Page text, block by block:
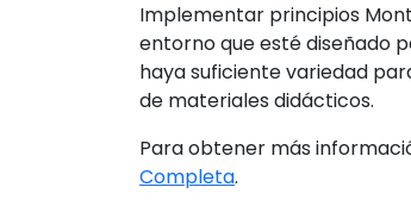
Implementar principios
entorno que esté diseñado
haya suficiente variedad
de materiales didácticos.
Para obtener más
Completa.